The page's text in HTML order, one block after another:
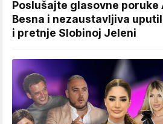
Poslušajte glasovne poruke
Besna i nezaustavljiva
i pretnje Slobinoj Jeleni